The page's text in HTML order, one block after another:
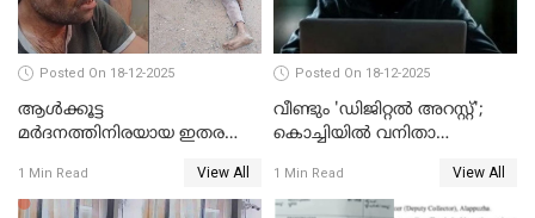
Posted On 18-12-2025
ആൾക്കൂട്ട
മർദനത്തിനിരയായ ഇതര
നടുക്കുന്ന സംഭവം
വാളയാറിൽ
1 Min Read View All
Posted On 18-12-2025
വീണ്ടും 'ഡിജിറ്റല്‍ അറസ്റ്റ്';
കൊച്ചിയില്‍ വനിതാ
കോടി രൂപ
1 Min Read View All